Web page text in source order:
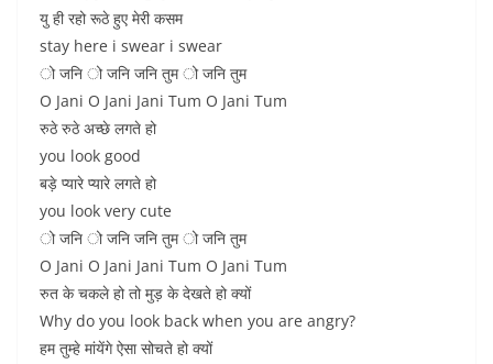
यु ही रहो रूठे हुए मेरी कसम
stay here i swear i swear
ो जनि ो जनि जनि तुम ो जनि तुम
O Jani O Jani Jani Tum O Jani Tum
रुठे रुठे अच्छे लगते हो
you look good
बड़े प्यारे प्यारे लगते हो
you look very cute
ो जनि ो जनि जनि तुम ो जनि तुम
O Jani O Jani Jani Tum O Jani Tum
रुत के चकले हो तो मुड़ के देखते हो क्यों
Why do you look back when you are angry?
हम तुम्हे मांयेंगे ऐसा सोचते हो क्यों